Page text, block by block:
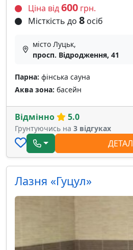
Ціна від600 грн.
Місткість до 8 осіб
місто Луцьк,
просп. Відродження, 41
Парна: фінська сауна
Аква зона: басейн
Відмінно 5.0
Грунтуючись на 3 відгуках
Лазня «Гуцул»